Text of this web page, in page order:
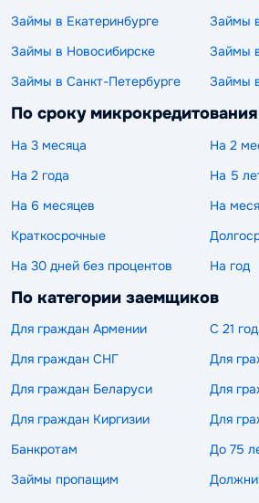
Займы в Екатеринбурге
Займы
Займы в Новосибирске
Займы
Займы в Санкт-Петербурге
Займы
По сроку микрокредитования
На 3 месяца
На 2
На 2 года
На 5
На 6 месяцев
На
Краткосрочные
На 30 дней без процентов
На год
По категории заемщиков
Для граждан Армении
С 21
Для граждан СНГ
Для
Для граждан Беларуси
Для
Для граждан Киргизии
Для
Банкротам
До 75
Займы пропащим